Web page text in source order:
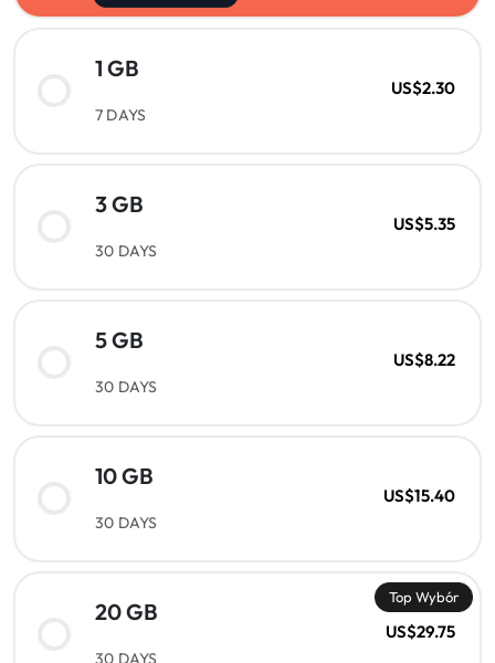
1 GB
7 DAYS
US$2.30
3 GB
30 DAYS
US$5.35
5 GB
30 DAYS
US$8.22
10 GB
30 DAYS
US$15.40
Top Wybór
20 GB
30 DAYS
US$29.75